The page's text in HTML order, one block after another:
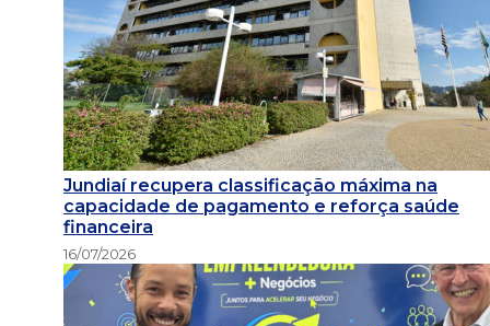
Jundiaí recupera classificação máxima na
capacidade de pagamento e reforça saúde
financeira
16/07/2026